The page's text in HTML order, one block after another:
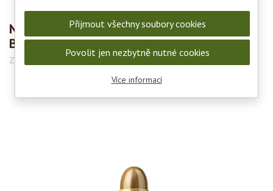
Náboj 9 mm BROWNING COURT Sellier-
Bellot FMJ 6,0 g - 50 ks
Značka: V310332
Přijmout všechny soubory cookies
Povolit jen nezbytně nutné cookies
Více informací